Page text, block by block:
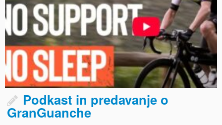
Podkast in predavanje o
GranGuanche